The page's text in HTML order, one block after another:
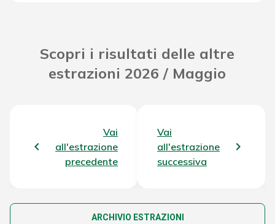
Scopri i risultati delle altre
estrazioni 2026 / Maggio
Vai
all'estrazione
precedente
Vai
all'estrazione
successiva
ARCHIVIO ESTRAZIONI